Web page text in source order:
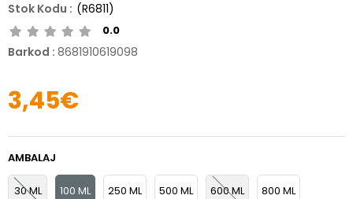
(R6811)
0.0
Barkod : 8681910619098
3,45€
AMBALAJ
30 ML 100 ML 250 ML 500 ML 600 ML 800 ML